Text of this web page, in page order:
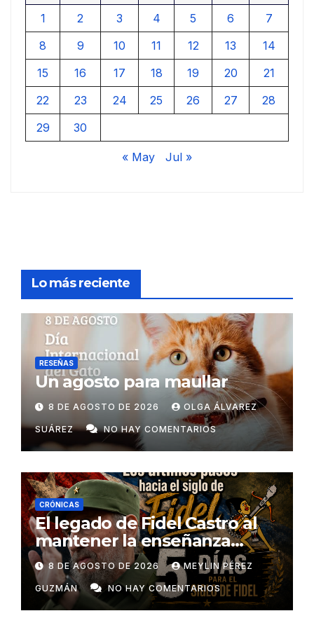
1 2 3 4 5 6
7
8
9 10 11 12 13
14
15
16 17 18 19 20
21
22
23 24 25 26 27
28
29
30
« May Jul »
Lo más reciente
RESEÑAS
Un agosto para maullar
8 DE AGOSTO DE 2026 OLGA ÁLVAREZ
SUÁREZ NO HAY COMENTARIOS
CRÓNICAS
El legado de Fidel Castro al
mantener la enseñanza
como un derecho universal
8 DE AGOSTO DE 2026 MEYLIN PÉREZ
GUZMÁN NO HAY COMENTARIOS